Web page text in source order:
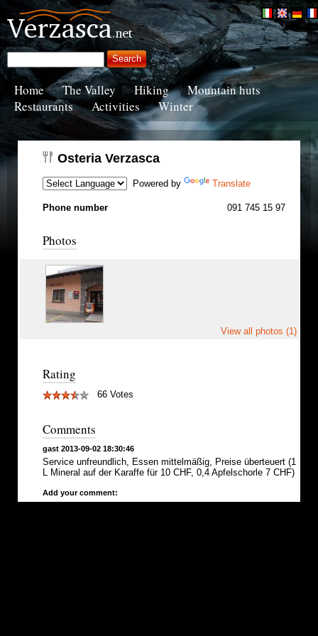
Home The Valley Hiking
Mountain huts
Restaurants
Activities Winter
Osteria Verzasca
Powered by Translate
Phone number 091 745 15 97
Photos
View all photos (1)
Rating
66 Votes
Comments
gast 2013-09-02 18:30:46
Service unfreundlich, Essen mittelmäßig, Preise überteuert (1
L Mineral auf der Karaffe für 10 CHF, 0,4 Apfelschorle 7 CHF)
Add your comment: